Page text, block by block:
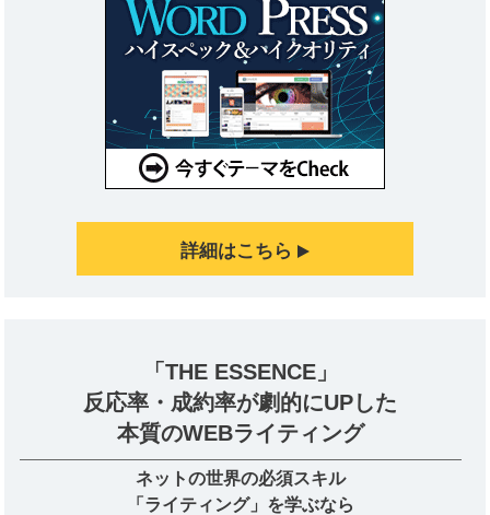
詳細はこちら
「THE ESSENCE」
反応率・成約率が劇的にUPした
本質のWEBライティング
ネットの世界の必須スキル
「ライティング」を学ぶなら